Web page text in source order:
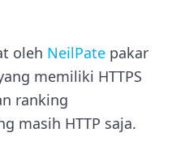
oleh NeilPate pakar
memiliki HTTPS
ranking
masih HTTP saja.